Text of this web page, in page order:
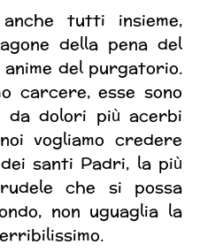
tutti insieme,
della pena del
del purgatorio.
carcere, esse sono
da dolori più acerbi
vogliamo credere
dei santi Padri, la più
che si possa
non uguaglia la